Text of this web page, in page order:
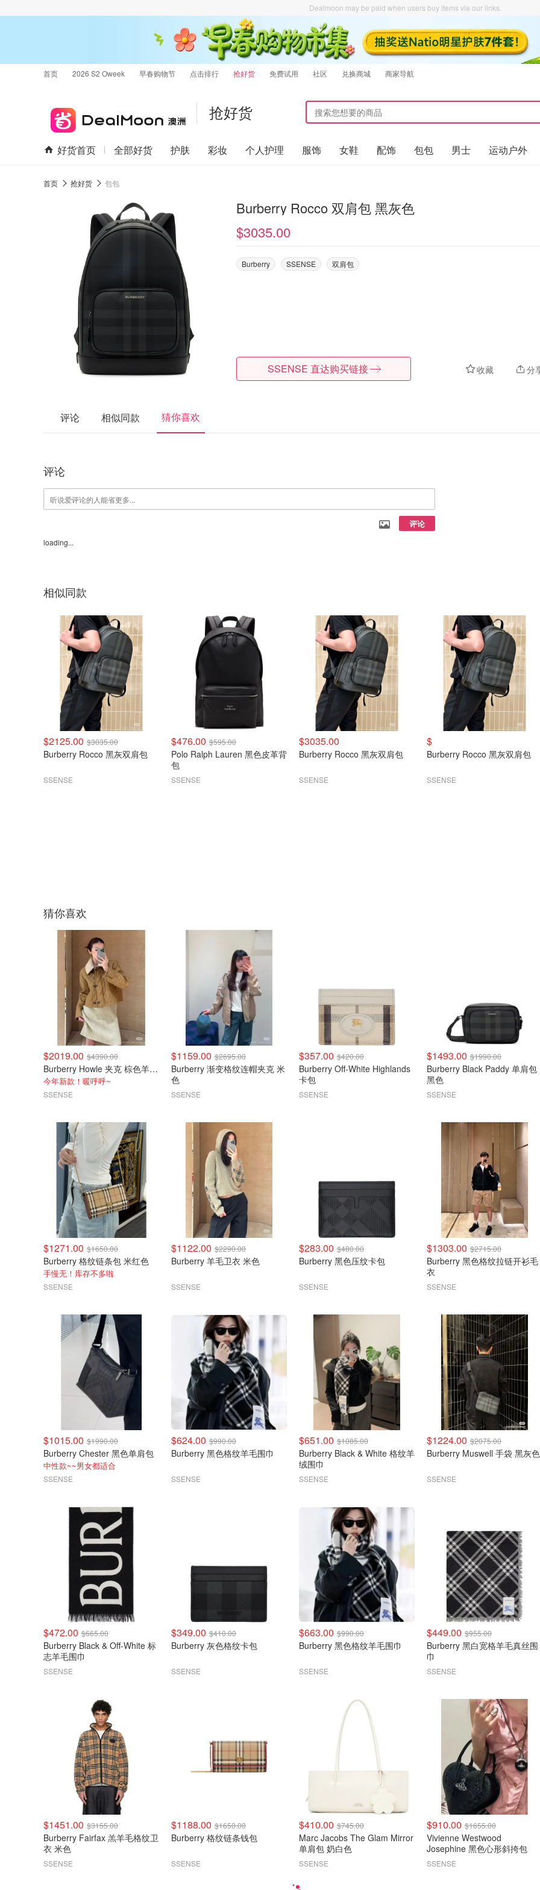
Dealmoon may be paid when users buy items via our links.
首页 2026 S2 Oweek 早春购物节 点击排行 抢好货 免费试用 社区 兑换商城 商家导航
抢好货
好货首页 全部好货 护肤 彩妆 个人护理 服饰 女鞋 配饰 包包 男士 运动户外
首页 抢好货 包包
Burberry Rocco 双肩包 黑灰色
$3035.00
Burberry SSENSE 双肩包
收藏 分
SSENSE 直达购买链接
评论 相似同款 猜你喜欢
评论
评论
loading...
相似同款
$2125.00 $3035.00
Burberry Rocco 黑灰双肩包
SSENSE
$476.00 $595.00
Polo Ralph Lauren 黑色皮革背
包
SSENSE
$3035.00
Burberry Rocco 黑灰双肩包
SSENSE
$
Burberry Rocco 黑灰双肩包
SSENSE
猜你喜欢
$2019.00 $4390.00
Burberry Howle 夹克 棕色羊羔绒领 棉质
今年新款！暖呼呼~
SSENSE
$1159.00 $2695.00
Burberry 渐变格纹连帽夹克 米
色
SSENSE
$357.00 $420.00
Burberry Off-White Highlands
卡包
SSENSE
$1493.00 $1990.00
Burberry Black Paddy 单肩包
黑色
SSENSE
$1271.00 $1650.00
Burberry 格纹链条包 米红色
手慢无！库存不多啦
SSENSE
$1122.00 $2290.00
Burberry 羊毛卫衣 米色
SSENSE
$283.00 $480.00
Burberry 黑色压纹卡包
SSENSE
$1303.00 $2715.00
Burberry 黑色格纹拉链开衫毛
衣
SSENSE
$1015.00 $1990.00
Burberry Chester 黑色单肩包
中性款~~男女都适合
SSENSE
$624.00 $990.00
Burberry 黑色格纹羊毛围巾
SSENSE
$651.00 $1085.00
Burberry Black & White 格纹羊
绒围巾
SSENSE
$1224.00 $2075.00
Burberry Muswell 手袋 黑灰色
SSENSE
$472.00 $665.00
Burberry Black & Off-White 标
志羊毛围巾
SSENSE
$349.00 $410.00
Burberry 灰色格纹卡包
SSENSE
$663.00 $990.00
Burberry 黑色格纹羊毛围巾
SSENSE
$449.00 $955.00
Burberry 黑白宽格羊毛真丝围
巾
SSENSE
$1451.00 $3155.00
Burberry Fairfax 羔羊毛格纹卫
衣 米色
SSENSE
$1188.00 $1650.00
Burberry 格纹链条钱包
SSENSE
$410.00 $745.00
Marc Jacobs The Glam Mirror
单肩包 奶白色
SSENSE
$910.00 $1655.00
Vivienne Westwood
Josephine 黑色心形斜挎包
SSENSE